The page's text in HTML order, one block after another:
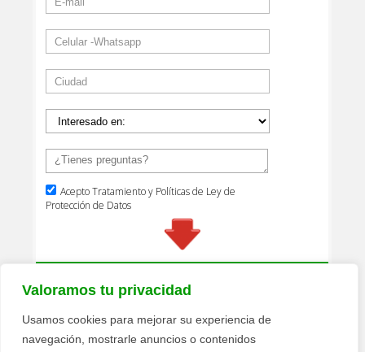
Valoramos tu privacidad
Usamos cookies para mejorar su experiencia de
navegación, mostrarle anuncios o contenidos